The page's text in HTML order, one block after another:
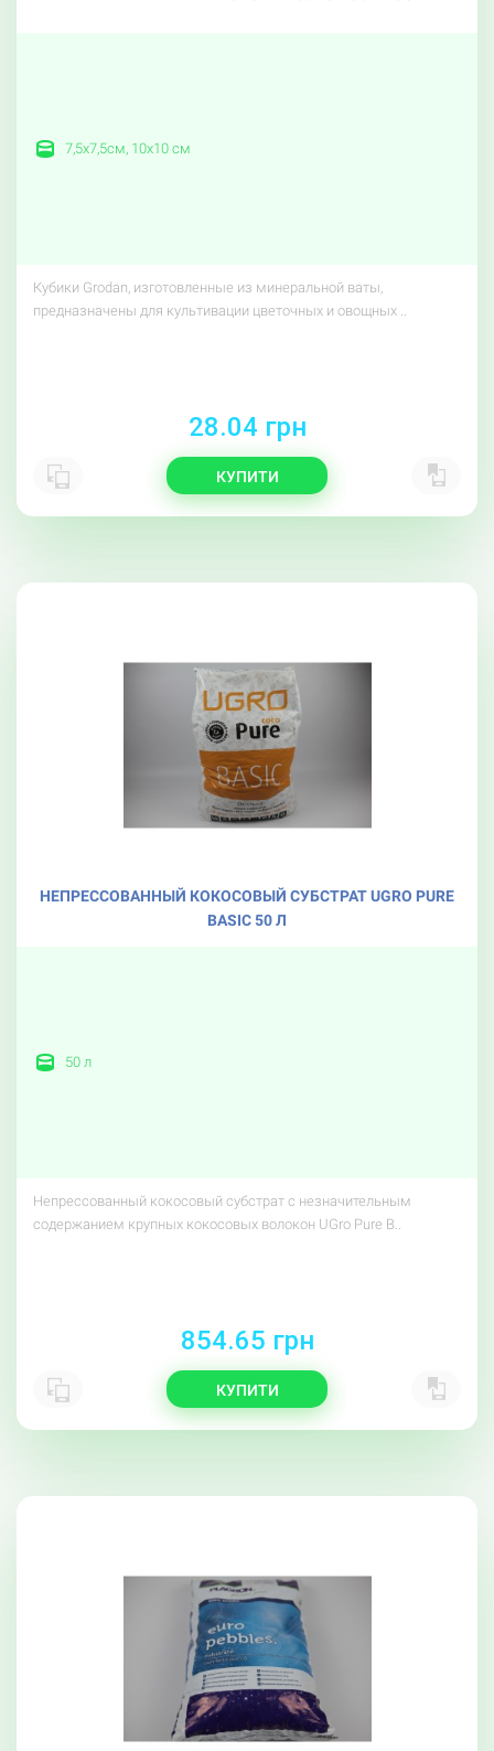
7,5x7,5см, 10x10 см
Кубики Grodan, изготовленные из минеральной ваты,
предназначены для культивации цветочных и овощных ..
28.04 грн
КУПИТИ
НЕПРЕССОВАННЫЙ КОКОСОВЫЙ СУБСТРАТ UGRO PURE
BASIC 50 Л
50 л
Непрессованный кокосовый субстрат с незначительным
содержанием крупных кокосовых волокон UGro Pure B..
854.65 грн
КУПИТИ